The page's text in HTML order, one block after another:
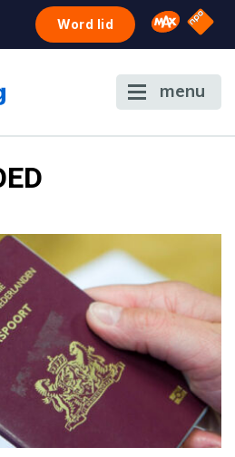
Word lid Omroep
NPO
menu